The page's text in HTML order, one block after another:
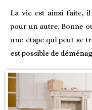
La vie est ainsi faite,
pour un autre. Bonne
une étape qui peut se
est possible de